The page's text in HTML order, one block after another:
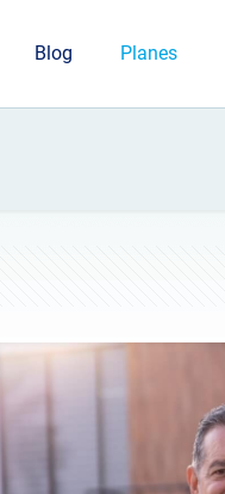
Blog Planes